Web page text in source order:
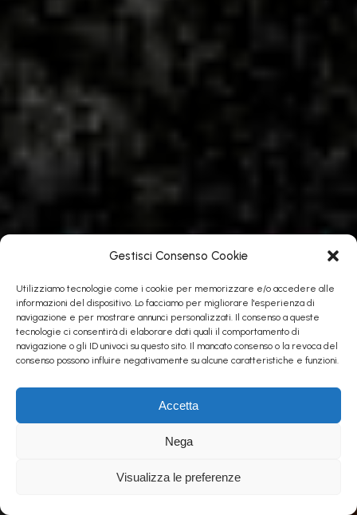
Gestisci Consenso Cookie
Utilizziamo tecnologie come i cookie per memorizzare e/o accedere alle
informazioni del dispositivo. Lo facciamo per migliorare l'esperienza di
navigazione e per mostrare annunci personalizzati. Il consenso a queste
tecnologie ci consentirà di elaborare dati quali il comportamento di
navigazione o gli ID univoci su questo sito. Il mancato consenso o la revoca del
consenso possono influire negativamente su alcune caratteristiche e funzioni.
Accetta
Nega
Visualizza le preferenze